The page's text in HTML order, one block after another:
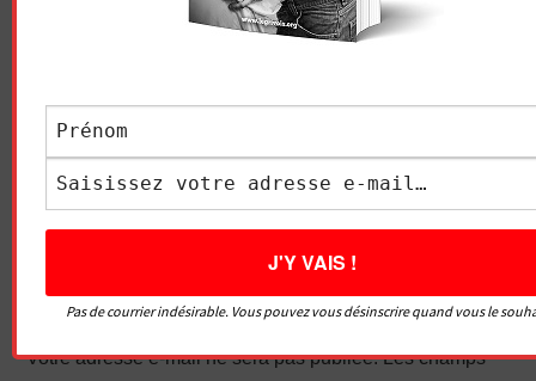
Navigation
des
articles
COMMENT LA FAIRE
CRIER DE PLAISIR HYPER
FORT AU LIT ?
COUCHER POUR COUCHER
Votre adresse e-mail ne sera pas publiée. Les champs
Pas de courrier indésirable. Vous pouvez vous désinscrire quand vous le